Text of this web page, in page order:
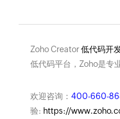
Zoho Creator低代码开
低代码平台，Zoho是专
欢迎咨询： 400-660-
验: https://